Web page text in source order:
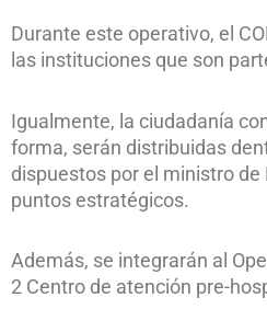
Durante este operativo, el
las instituciones que son
Igualmente, la ciudadanía
forma, serán distribuidas
dispuestos por el ministro de
puntos estratégicos.
Además, se integrarán al
2 Centro de atención pre-